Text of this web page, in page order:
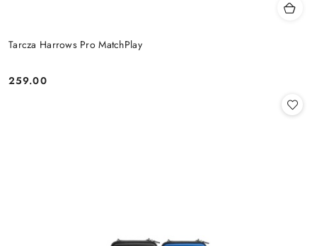
Tarcza Harrows Pro MatchPlay
Cena:
259.00